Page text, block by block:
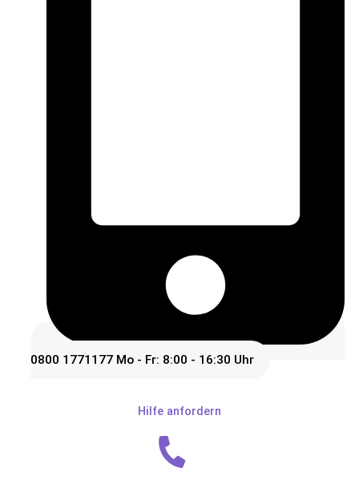
0800 1771177 Mo - Fr: 8:00 - 16:30 Uhr
Hilfe anfordern